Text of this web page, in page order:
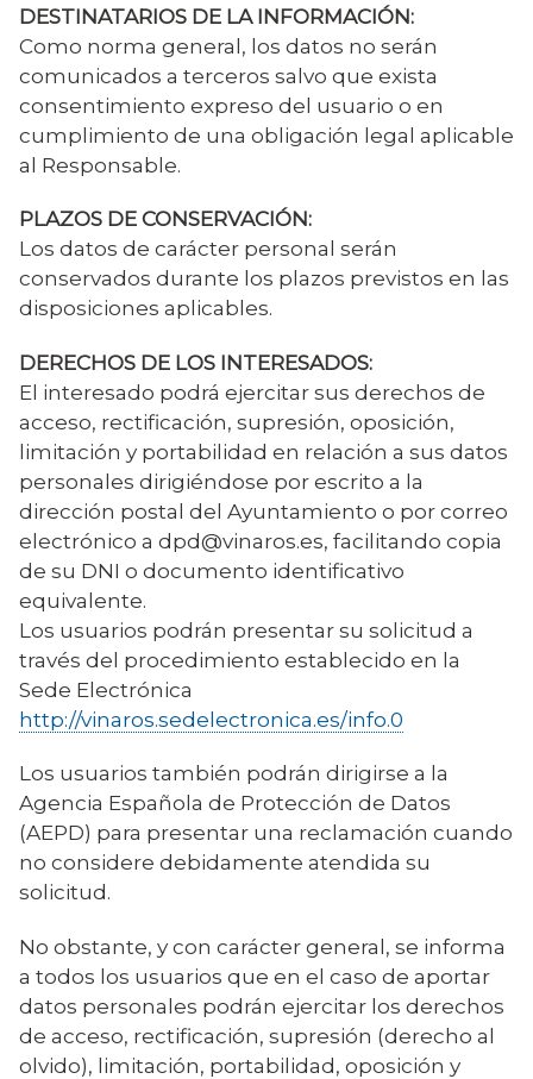
DESTINATARIOS DE LA INFORMACIÓN:
Como norma general, los datos no serán
comunicados a terceros salvo que exista
consentimiento expreso del usuario o en
cumplimiento de una obligación legal aplicable
al Responsable.
PLAZOS DE CONSERVACIÓN:
Los datos de carácter personal serán
conservados durante los plazos previstos en las
disposiciones aplicables.
DERECHOS DE LOS INTERESADOS:
El interesado podrá ejercitar sus derechos de
acceso, rectificación, supresión, oposición,
limitación y portabilidad en relación a sus datos
personales dirigiéndose por escrito a la
dirección postal del Ayuntamiento o por correo
electrónico a dpd@vinaros.es, facilitando copia
de su DNI o documento identificativo
equivalente.
Los usuarios podrán presentar su solicitud a
través del procedimiento establecido en la
Sede Electrónica
http://vinaros.sedelectronica.es/info.0
Los usuarios también podrán dirigirse a la
Agencia Española de Protección de Datos
(AEPD) para presentar una reclamación cuando
no considere debidamente atendida su
solicitud.
No obstante, y con carácter general, se informa
a todos los usuarios que en el caso de aportar
datos personales podrán ejercitar los derechos
de acceso, rectificación, supresión (derecho al
olvido), limitación, portabilidad, oposición y